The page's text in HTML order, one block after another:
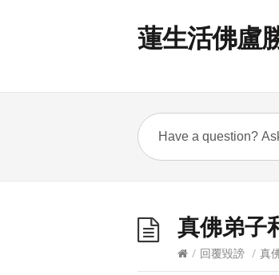
蓮生活佛盧
真佛弟子
/ 回覆毀謗 / 真